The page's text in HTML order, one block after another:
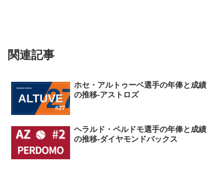
関連記事
ホセ・アルトゥーベ選手の年俸と成績
の推移-アストロズ
ヘラルド・ペルドモ選手の年俸と成績
の推移-ダイヤモンドバックス